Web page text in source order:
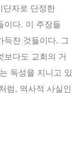
단자로 단정한
이다. 이 주장들
득찬 것들이다. 그
보다도 교회의 거
독성을 지니고 있
럼, 역사적 사실인